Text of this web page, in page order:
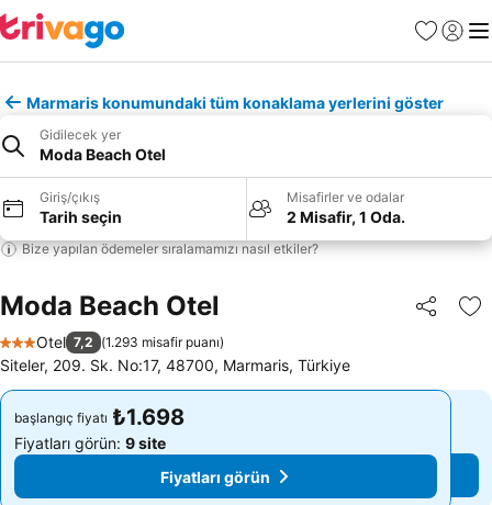
Favoriler
Giriş
Marmaris konumundaki tüm konaklama yerlerini göster
Gidilecek yer
Moda Beach Otel
Giriş/çıkış
Tarih seçin
Misafirler ve odalar
2 Misafir, 1 Oda.
Bize yapılan ödemeler sıralamamızı nasıl etkiler?
Moda Beach Otel Paylaş
3 Yıldız
Otel 7,2 (1.293 misafir puanı)
Siteler, 209. Sk. No:17, 48700, Marmaris, Türkiye
başlangıç fiyatı ₺1.698
Fiyatları görün: 9 site
Fiyatları görün
başlangıç fiyatı ₺1.698
Fiyatları görün: 9 site
Fiyatları görün